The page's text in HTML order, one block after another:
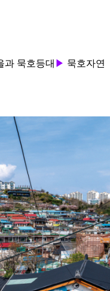
과 묵호등대 ▶ 묵호자연